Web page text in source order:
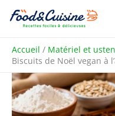
Aller
Accueil
Matériel et
Biscuits de Noël vegan à
R
e
h
e
r
c